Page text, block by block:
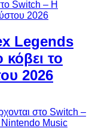
Legends
το
2026